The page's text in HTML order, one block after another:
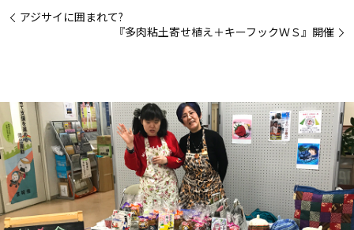
アジサイに囲まれて?
『多肉粘土寄せ植え＋キーフックＷＳ』開催